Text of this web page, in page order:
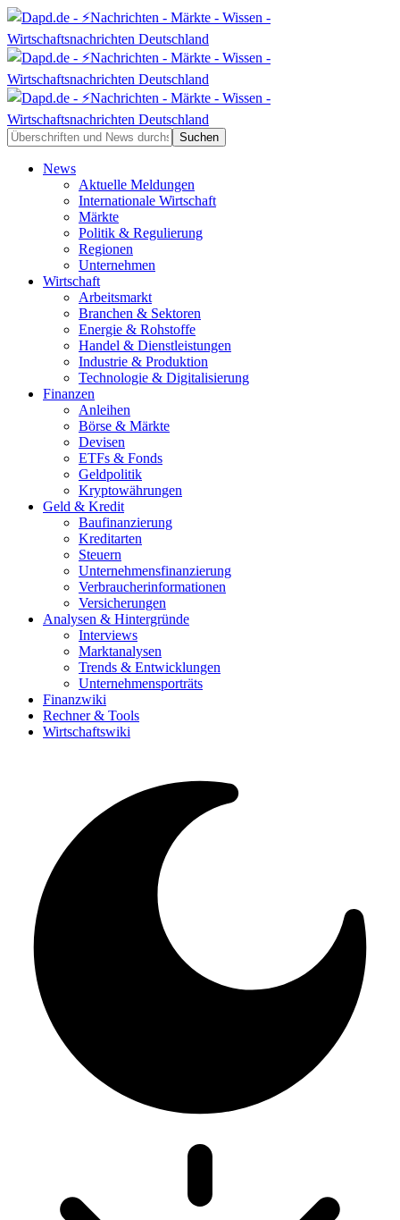
News
Aktuelle Meldungen
Internationale Wirtschaft
Märkte
Politik & Regulierung
Regionen
Unternehmen
Wirtschaft
Arbeitsmarkt
Branchen & Sektoren
Energie & Rohstoffe
Handel & Dienstleistungen
Industrie & Produktion
Technologie & Digitalisierung
Finanzen
Anleihen
Börse & Märkte
Devisen
ETFs & Fonds
Geldpolitik
Kryptowährungen
Geld & Kredit
Baufinanzierung
Kreditarten
Steuern
Unternehmensfinanzierung
Verbraucherinformationen
Versicherungen
Analysen & Hintergründe
Interviews
Marktanalysen
Trends & Entwicklungen
Unternehmensporträts
Finanzwiki
Rechner & Tools
Wirtschaftswiki